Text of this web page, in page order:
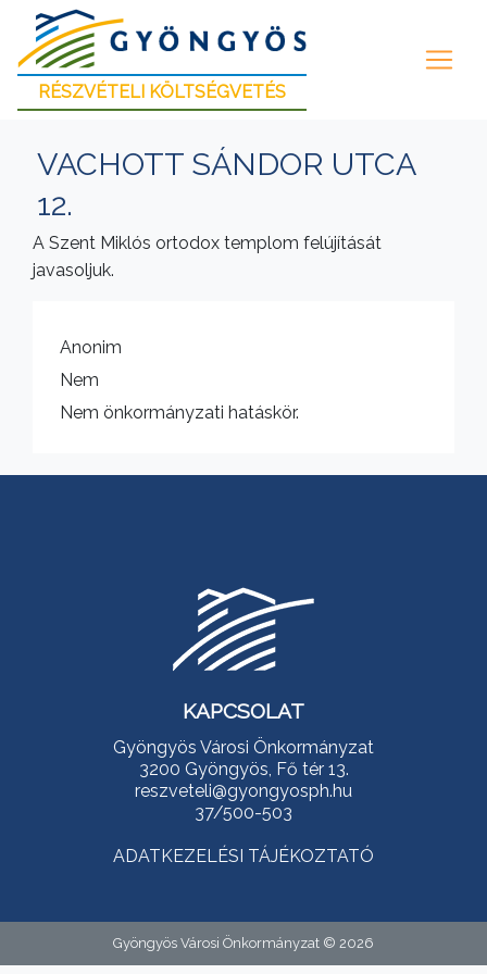
RÉSZVÉTELI KÖLTSÉGVETÉS
VACHOTT SÁNDOR UTCA
12.
A Szent Miklós ortodox templom felújítását
javasoljuk.
Anonim
Nem
Nem önkormányzati hatáskör.
KAPCSOLAT
Gyöngyös Városi Önkormányzat
3200 Gyöngyös, Fő tér 13.
reszveteli@gyongyosph.hu
37/500-503
ADATKEZELÉSI TÁJÉKOZTATÓ
Gyöngyös Városi Önkormányzat © 2026